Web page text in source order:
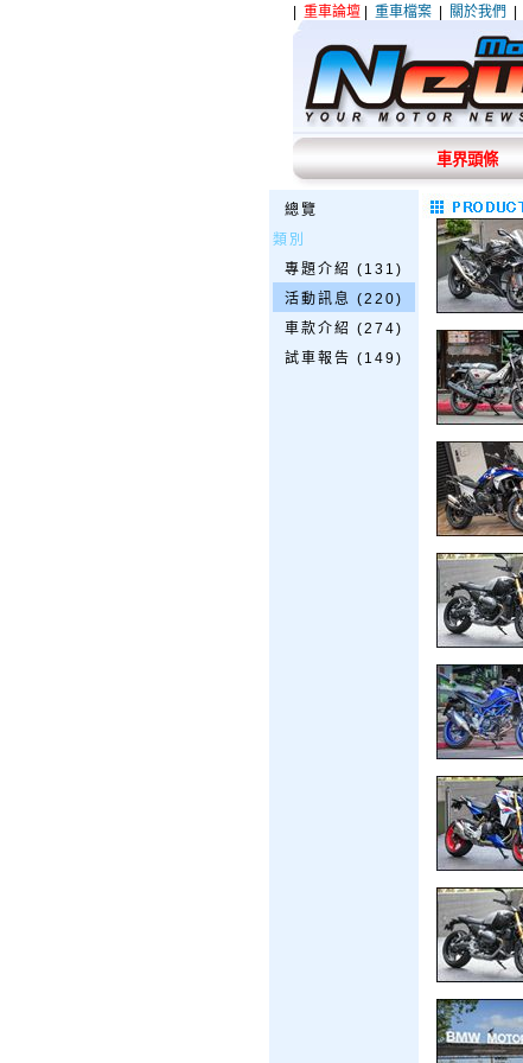
重車論壇 重車檔案 關於我們
車界頭條
總覽
類別
專題介紹 (131)
活動訊息 (220)
車款介紹 (274)
試車報告 (149)